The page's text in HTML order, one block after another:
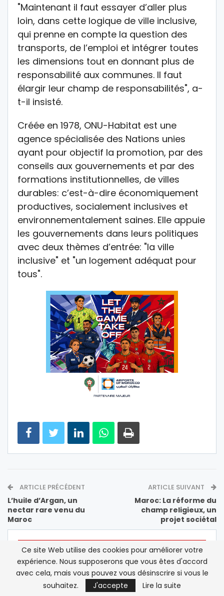
"Maintenant il faut essayer d’aller plus
loin, dans cette logique de ville inclusive,
qui prenne en compte la question des
transports, de l’emploi et intégrer toutes
les dimensions tout en donnant plus de
responsabilité aux communes. Il faut
élargir leur champ de responsabilités", a-
t-il insisté.
Créée en 1978, ONU-Habitat est une
agence spécialisée des Nations unies
ayant pour objectif la promotion, par des
conseils aux gouvernements et par des
formations institutionnelles, de villes
durables: c’est-à-dire économiquement
productives, socialement inclusives et
environnementalement saines. Elle appuie
les gouvernements dans leurs politiques
avec deux thèmes d’entrée: "la ville
inclusive" et "un logement adéquat pour
tous".
ARTICLE PRÉCÉDENT
L’huile d’Argan, un
nectar rare venu du
Maroc
ARTICLE SUIVANT
Maroc: La réforme du
champ religieux, un
projet sociétal
VOIR AUSSI
EN DIRECT A LA UNE
Ce site Web utilise des cookies pour améliorer votre
expérience. Nous supposerons que vous êtes d'accord
avec cela, mais vous pouvez vous désinscrire si vous le
souhaitez.
J'accepte Lire la suite